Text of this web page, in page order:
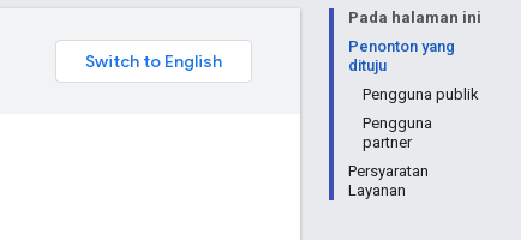
Pada halaman ini
Penonton yang
dituju
Pengguna publik
Pengguna
partner
Persyaratan
Layanan